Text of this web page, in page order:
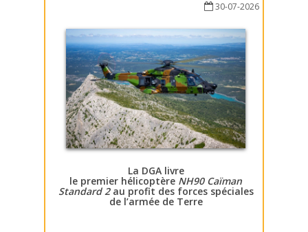
30-07-2026
La DGA livre
le premier hélicoptère NH90 Caïman
Standard 2au profit des forces spéciales
de l’armée de Terre